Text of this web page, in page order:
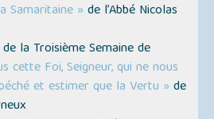
Samaritaine » de l’Abbé Nicolas
la Troisième Semaine de
cette Foi, Seigneur, qui ne nous
et estimer que la Vertu » de